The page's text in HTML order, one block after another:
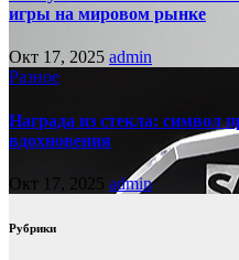
игры на мировом рынке
Окт 17, 2025 admin
Разное
Награда из стекла: символ
вдохновения
Окт 17, 2025 admin
Рубрики